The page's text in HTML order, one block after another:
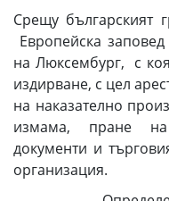
Срещу българският
Европейска
на Люксембург, с
издирване, с цел
на наказателно
измама, пране
документи и
организация.